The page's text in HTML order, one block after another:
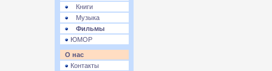
Книги
Музыка
Фильмы
ЮМОР
О нас
Контакты